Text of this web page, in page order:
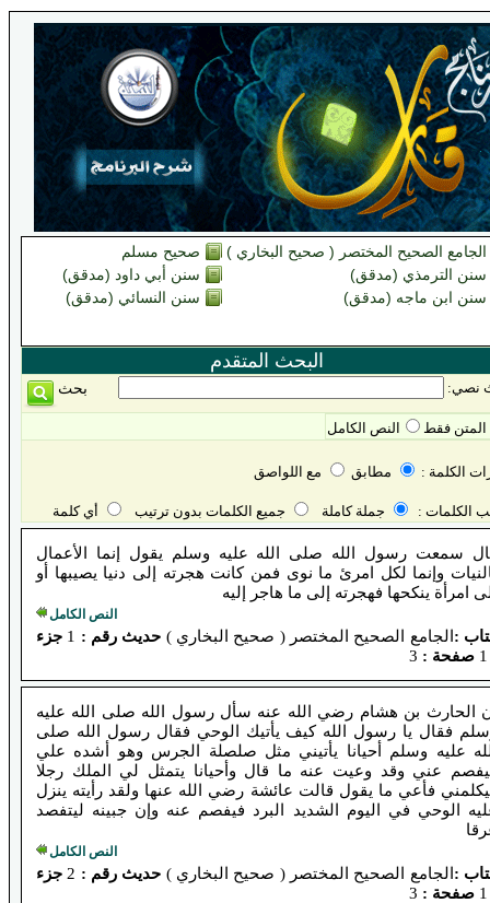
الجامع الصحيح المختصر ( صحيح البخاري )
صحيح مسلم
سنن الترمذي (مدقق)
سنن أبي داود (مدقق)
سنن ابن ماجه (مدقق)
سنن النسائي (مدقق)
البحث المتقدم
نصي: بحث
المتن فقط النص الكامل
الكلمة : مطابق مع اللواصق
الكلمات : جملة كاملة جميع الكلمات بدون ترتيب أي كلمة
سمعت رسول الله صلى الله عليه وسلم يقول إنما الأعمال
وإنما لكل امرئ ما نوى فمن كانت هجرته إلى دنيا يصيبها أو
امرأة ينكحها فهجرته إلى ما هاجر إليه
النص الكامل
: الجامع الصحيح المختصر ( صحيح البخاري ) حديث رقم : 1 جزء
صفحة : 3
الحارث بن هشام رضي الله عنه سأل رسول الله صلى الله عليه
فقال يا رسول الله كيف يأتيك الوحي فقال رسول الله صلى
عليه وسلم أحيانا يأتيني مثل صلصلة الجرس وهو أشده علي
عني وقد وعيت عنه ما قال وأحيانا يتمثل لي الملك رجلا
فأعي ما يقول قالت عائشة رضي الله عنها ولقد رأيته ينزل
الوحي في اليوم الشديد البرد فيفصم عنه وإن جبينه ليتفصد
النص الكامل
: الجامع الصحيح المختصر ( صحيح البخاري ) حديث رقم : 2 جزء
صفحة : 3